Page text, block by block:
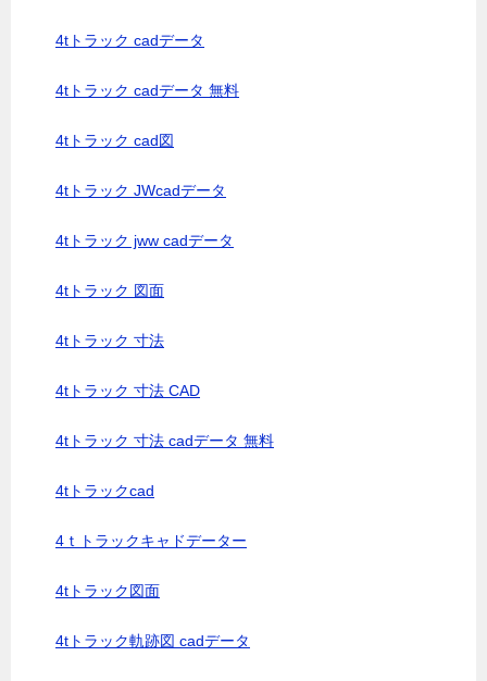
4tトラック cadデータ
4tトラック cadデータ 無料
4tトラック cad図
4tトラック JWcadデータ
4tトラック jww cadデータ
4tトラック 図面
4tトラック 寸法
4tトラック 寸法 CAD
4tトラック 寸法 cadデータ 無料
4tトラックcad
4ｔトラックキャドデーター
4tトラック図面
4tトラック軌跡図 cadデータ